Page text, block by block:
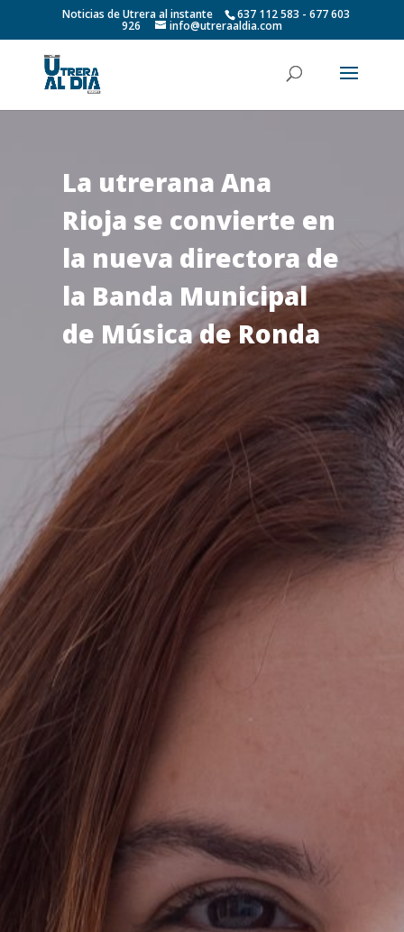
Noticias de Utrera al instante 637 112 583 - 677 603
926 info@utreraaldia.com
La utrerana Ana
Rioja se convierte en
la nueva directora de
la Banda Municipal
de Música de Ronda